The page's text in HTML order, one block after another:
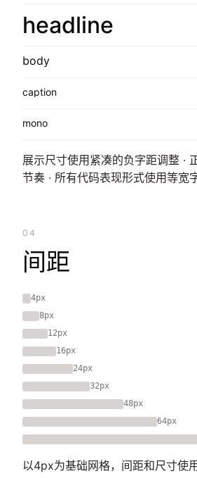
headline
body
caption
mono
展示尺寸使用紧凑的负字距调整 ·
节奏 · 所有代码表现形式使用等宽
04
间距
4px
8px
12px
16px
24px
32px
48px
64px
以4px为基础网格，间距和尺寸使